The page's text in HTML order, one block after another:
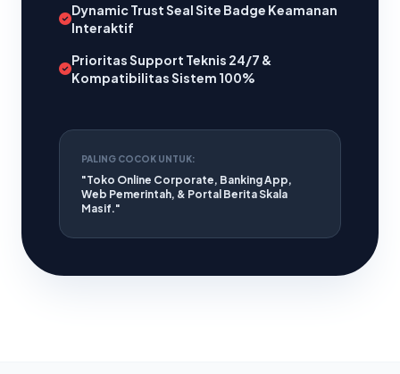
Dynamic Trust Seal Site Badge Keamanan
Interaktif
Prioritas Support Teknis 24/7 &
Kompatibilitas Sistem 100%
PALING COCOK UNTUK:
"Toko Online Corporate, Banking App,
Web Pemerintah, & Portal Berita Skala
Masif."